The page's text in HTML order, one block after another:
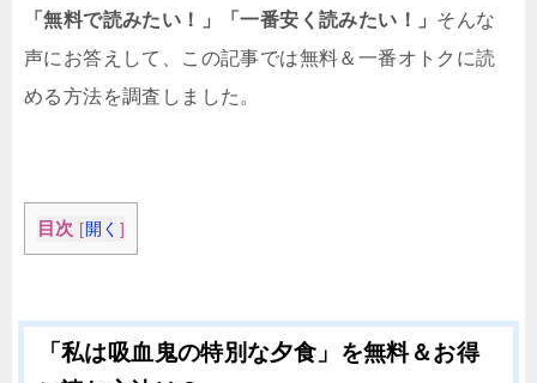
「無料で読みたい！」「一番安く読みたい！」 そんな
声にお答えして、この記事では無料＆一番オトクに読
める方法を調査しました。
目次 [開く ]
「私は吸血鬼の特別な夕食」を無料＆お得